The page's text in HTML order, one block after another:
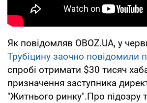
Як повідомляв OBOZ.UA, у
Трубіцину заочно повідомили
спробі отримати $30 тисяч
призначення заступника
"Житнього ринку".Про підозру